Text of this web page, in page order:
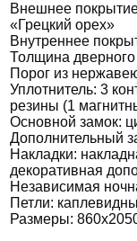
Эмалит
белый
Внешнее
«Грецкий орех»
Внутреннее
Толщина
Порог из
Уплотнитель: 3
резины (1
Основной замок:
Дополнительный
Накладки:
декоративная
Независимая
Петли:
Размеры: